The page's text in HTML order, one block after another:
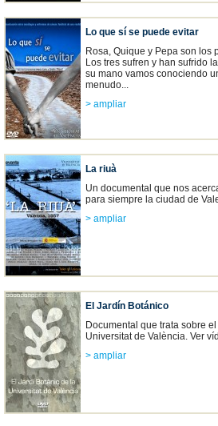
Lo que sí se puede evitar
Rosa, Quique y Pepa son los
Los tres sufren y han sufrido
su mano vamos conociendo
menudo...
> ampliar
La riuà
Un documental que nos
para siempre la ciudad de
> ampliar
El Jardín Botánico
Documental que trata sobre
Universitat de València. Ver
> ampliar